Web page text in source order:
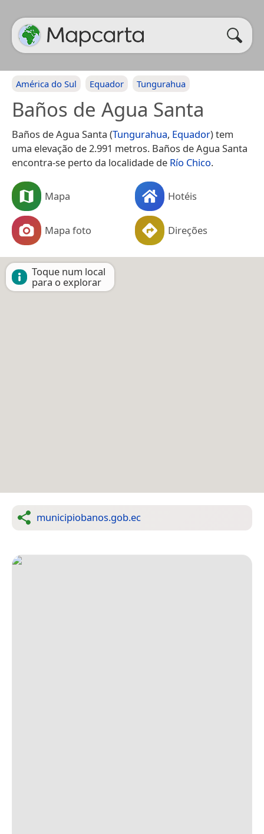
América do Sul Equador Tungurahua
Baños de Agua Santa
Baños de Agua Santa (Tungurahua, Equador) tem
uma elevação de 2.991 metros. Baños de Agua Santa
encontra-se perto da localidade de Río Chico.
Mapa Hotéis
Mapa foto Direções
Toque num local
para o explorar
municipiobanos.gob.ec